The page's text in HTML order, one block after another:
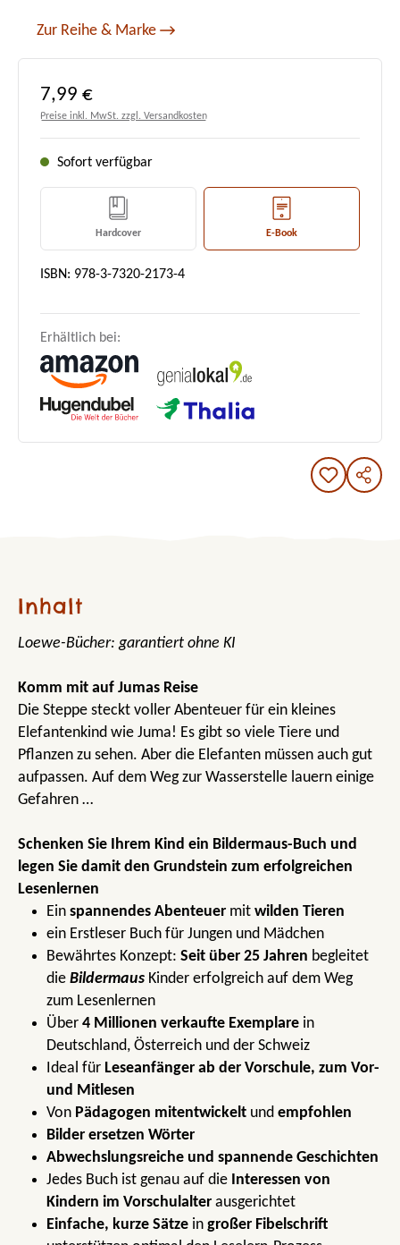
Zur Reihe & Marke
Regulärer Preis:
7,99 €
Preise inkl. MwSt. zzgl. Versandkosten
Sofort verfügbar
Hardcover E-Book
ISBN: 978-3-7320-2173-4
Erhältlich bei:
Inhalt
Loewe-Bücher: garantiert ohne KI
Komm mit auf Jumas Reise
Die Steppe steckt voller Abenteuer für ein kleines
Elefantenkind wie Juma! Es gibt so viele Tiere und
Pflanzen zu sehen. Aber die Elefanten müssen auch gut
aufpassen. Auf dem Weg zur Wasserstelle lauern einige
Gefahren …
Schenken Sie Ihrem Kind ein Bildermaus-Buch und
legen Sie damit den Grundstein zum erfolgreichen
Lesenlernen
Ein spannendes Abenteuer mit wilden Tieren
ein Erstleser Buch für Jungen und Mädchen
Bewährtes Konzept: Seit über 25 Jahren begleitet
die Bildermaus Kinder erfolgreich auf dem Weg
zum Lesenlernen
Über 4 Millionen verkaufte Exemplare in
Deutschland, Österreich und der Schweiz
Ideal für Leseanfänger ab der Vorschule, zum Vor-
und Mitlesen
Von Pädagogen mitentwickelt und empfohlen
Bilder ersetzen Wörter
Abwechslungsreiche und spannende Geschichten
Jedes Buch ist genau auf die Interessen von
Kindern im Vorschulalter ausgerichtet
Einfache, kurze Sätze in großer Fibelschrift